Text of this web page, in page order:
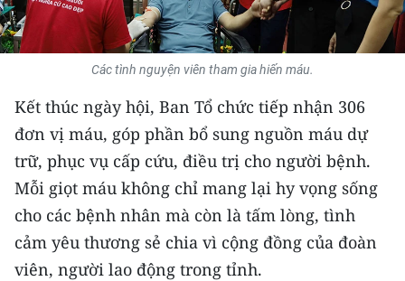
MÔI TRƯỜNG
KIỂM CHỨNG THÔNG TIN
TRI THỨC CHUYÊN SÂU
54 DÂN TỘC VIỆT NAM
CHƯƠNG TRÌNH OCOP - MỖI XÃ
MỘT SẢN PHẨM
Các tình nguyện viên tham gia hiến máu.
Kết thúc ngày hội, Ban Tổ chức tiếp nhận 306
đơn vị máu, góp phần bổ sung nguồn máu dự
trữ, phục vụ cấp cứu, điều trị cho người bệnh.
Mỗi giọt máu không chỉ mang lại hy vọng sống
cho các bệnh nhân mà còn là tấm lòng, tình
cảm yêu thương sẻ chia vì cộng đồng của đoàn
viên, người lao động trong tỉnh.